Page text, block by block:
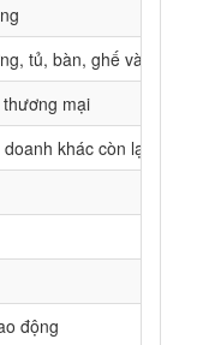
tủ, bàn, ghế và đồ
mại
khác còn lại
động